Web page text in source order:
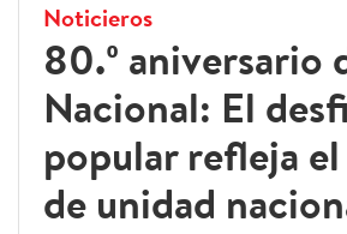
Noticieros
80.º aniversario
Nacional: El
popular refleja
de unidad